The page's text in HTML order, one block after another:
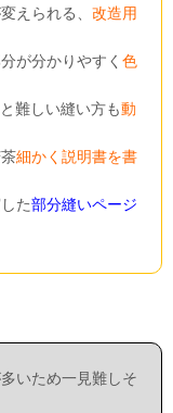
えられる、改造用
が分かりやすく色
難しい縫い方も動
細かく説明書を書
た部分縫いページ
いため一見難しそ